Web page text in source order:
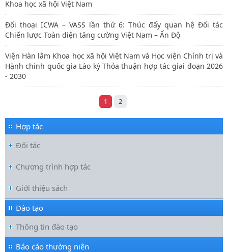
Khoa học xã hội Việt Nam
Đối thoại ICWA – VASS lần thứ 6: Thúc đẩy quan hệ Đối tác
Chiến lược Toàn diện tăng cường Việt Nam – Ấn Độ
Viện Hàn lâm Khoa học xã hội Việt Nam và Học viện Chính trị và
Hành chính quốc gia Lào ký Thỏa thuận hợp tác giai đoạn 2026
- 2030
1 2
Hợp tác
Đối tác
Chương trình hợp tác
Giới thiệu sách
Đào tạo
Thông tin đào tạo
Báo cáo thường niên